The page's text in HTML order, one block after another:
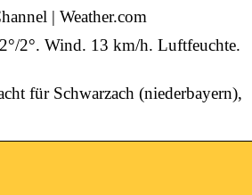
| Weather.com
2°. Wind. 13 km/h. Luftfeuchte.
für Schwarzach (niederbayern),